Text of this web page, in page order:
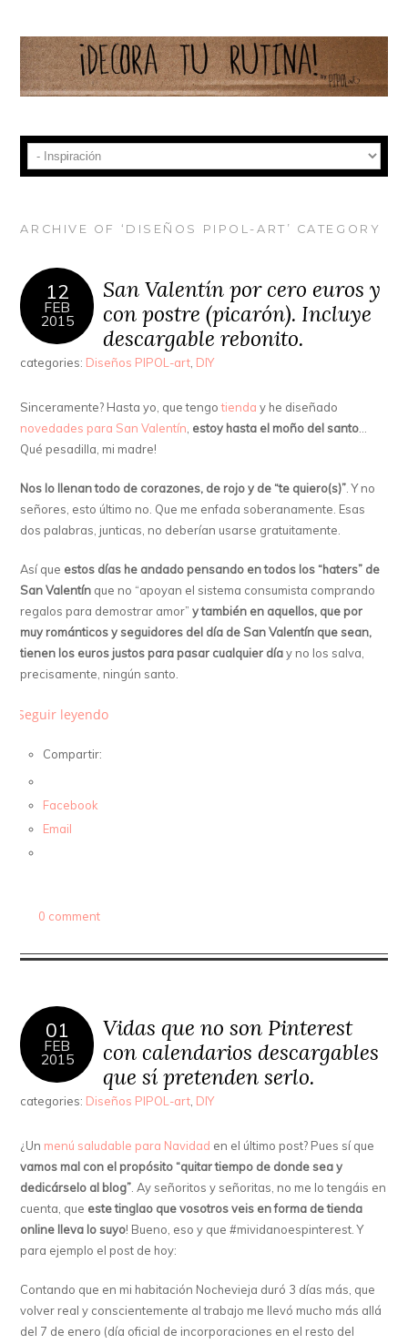
ARCHIVE OF ‘DISEÑOS PIPOL-ART’ CATEGORY
12
FEB
2015
San Valentín por cero euros y
con postre (picarón). Incluye
descargable rebonito.
categories: Diseños PIPOL-art DIY
Sinceramente? Hasta yo, que tengotienda y he diseñado
novedades para San Valentín estoy hasta el moño del santo
Qué pesadilla, mi madre!
Nos lo llenan todo de corazones, de rojo y de “te quiero(s)” . Y no
señores, esto último no. Que me enfada soberanamente. Esas
dos palabras, junticas, no deberían usarse gratuitamente.
Así que estos días he andado pensando en todos los “haters” de
San Valentín que no “apoyan el sistema consumista comprando
regalos para demostrar amor”y también en aquellos, que por
muy románticos y seguidores del día de San Valentín que sean,
tienen los euros justos para pasar cualquier díay no los salva,
precisamente, ningún santo.
Seguir leyendo
Compartir:
Facebook
Email
0 comment
01
FEB
2015
Vidas que no son Pinterest
con calendarios descargables
que sí pretenden serlo.
categories: Diseños PIPOL-art DIY
¿Unmenú saludable para Navidad en el último post? Pues sí que
vamos mal con el propósito “quitar tiempo de donde sea y
dedicárselo al blog” . Ay señoritos y señoritas, no me lo tengáis en
cuenta, que este tinglao que vosotros veis en forma de tienda
online lleva lo suyo! Bueno, eso y que #mividanoespinterest. Y
para ejemplo el post de hoy:
Contando que en mi habitación Nochevieja duró 3 días más, que
volver real y conscientemente al trabajo me llevó mucho más allá
del 7 de enero (día oficial de incorporaciones en el resto del